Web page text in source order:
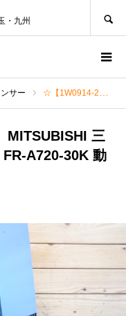
・九州
サー ☆【1W0914-2】 MITSUBISHI 三菱 インバーター FR-A720-30K 動作保証
MITSUBISHI 三
A720-30K 動